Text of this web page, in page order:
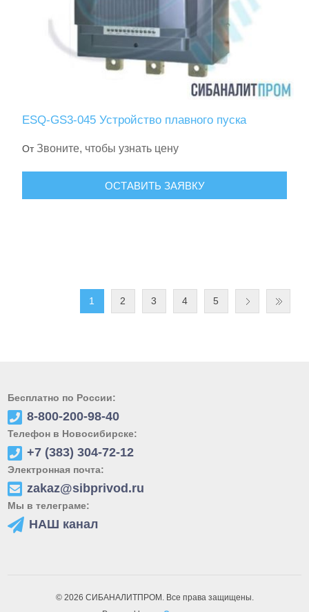
ESQ-GS3-045 Устройство плавного пуска
От Звоните, чтобы узнать цену
ОСТАВИТЬ ЗАЯВКУ
1 2 3 4 5
Бесплатно по России:
8-800-200-98-40
Телефон в Новосибирске:
+7 (383) 304-72-12
Электронная почта:
zakaz@sibprivod.ru
Мы в телеграме:
НАШ канал
© 2026 СИБАНАЛИТПРОМ. Все права защищены.